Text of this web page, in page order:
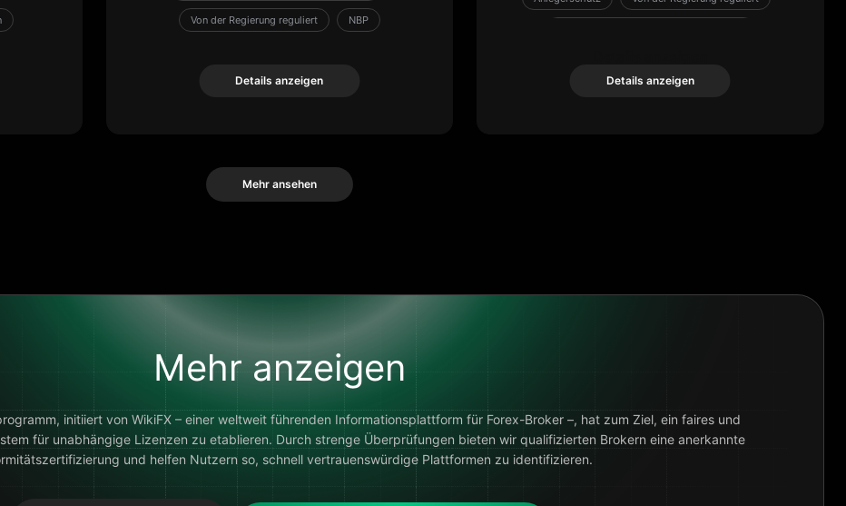
Von der Regierung reguliert NBP
Details anzeigen
Details anzeigen Details anzeigen
Mehr ansehen
Mehr anzeigen
initiiert von WikiFX – einer weltweit führenden Informationsplattform für Forex-Broker –, hat zum Ziel, ein faires und
für unabhängige Lizenzen zu etablieren. Durch strenge Überprüfungen bieten wir qualifizierten Brokern eine anerkannte
und helfen Nutzern so, schnell vertrauenswürdige Plattformen zu identifizieren.